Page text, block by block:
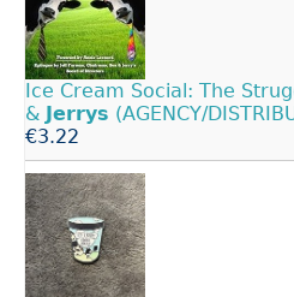
Ice Cream Social: The
& Jerrys (AGENCY/
€3.22